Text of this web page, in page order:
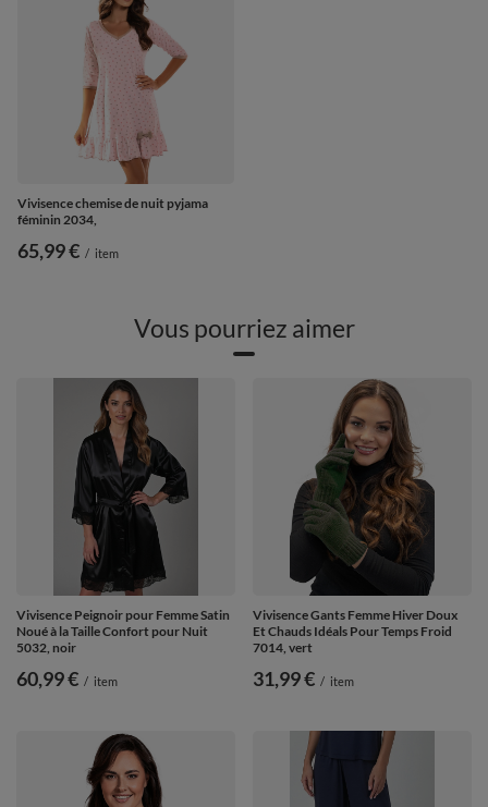
Vivisence chemise de nuit pyjama
féminin 2034,
65,99 € / item
Vous pourriez aimer
Vivisence Peignoir pour Femme Satin
Noué à la Taille Confort pour Nuit
5032, noir
60,99 € / item
Vivisence Gants Femme Hiver Doux
Et Chauds Idéals Pour Temps Froid
7014, vert
31,99 € / item